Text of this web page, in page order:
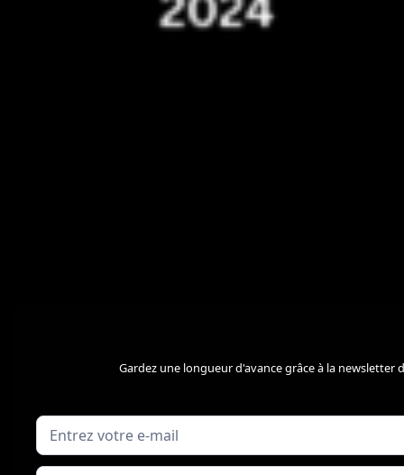
Gardez une longueur d'avance grâce à la